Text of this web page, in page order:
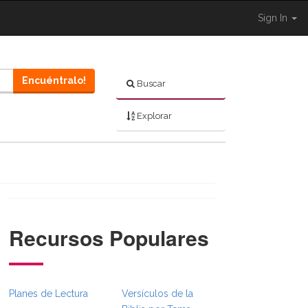
Sign In
Buscar
Explorar
Encuéntralo!
}} }}
Recursos Populares
Planes de Lectura
Versículos de la